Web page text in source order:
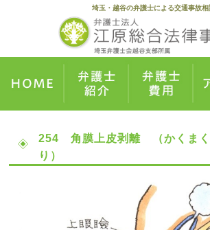
埼玉・越谷の弁護士による交通事故相
254 角膜上皮剥離 （かくまく
り）